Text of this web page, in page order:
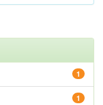
1
1